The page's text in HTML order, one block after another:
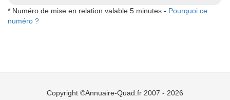
* Numéro de mise en relation valable 5 minutes - Pourquoi ce
numéro ?
Copyright ©Annuaire-Quad.fr 2007 - 2026